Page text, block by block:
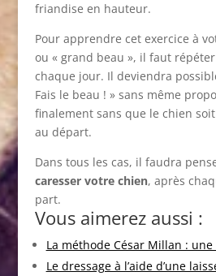
friandise en hauteur.
Pour apprendre cet exercice à
ou « grand beau », il faut répéter
chaque jour. Il deviendra
Fais le beau ! » sans même
finalement sans que le chien
au départ.
Dans tous les cas, il faudra
caresser votre chien, après
part.
Vous aimerez aussi :
La méthode César Millan :
Le dressage à l’aide d’une